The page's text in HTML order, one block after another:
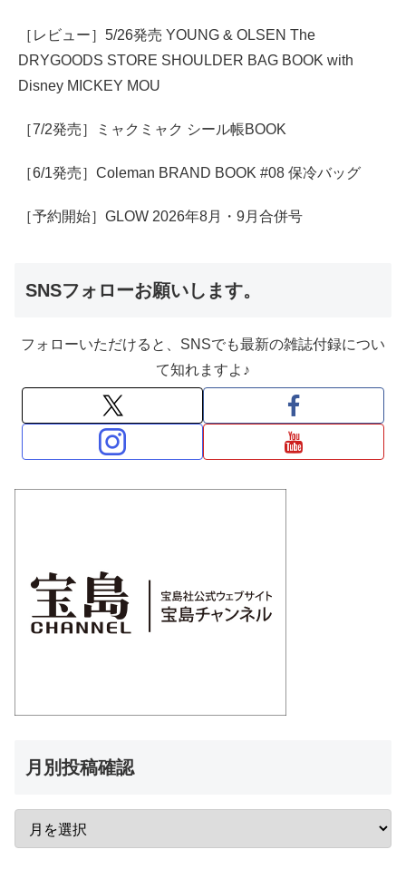
［レビュー］5/26発売 YOUNG & OLSEN The
DRYGOODS STORE SHOULDER BAG BOOK with
Disney MICKEY MOU
［7/2発売］ミャクミャク シール帳BOOK
［6/1発売］Coleman BRAND BOOK #08 保冷バッグ
［予約開始］GLOW 2026年8月・9月合併号
SNSフォローお願いします。
フォローいただけると、SNSでも最新の雑誌付録につい
て知れますよ♪
月別投稿確認